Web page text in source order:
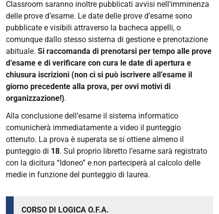
Classroom saranno inoltre pubblicati avvisi nell’imminenza
delle prove d’esame. Le date delle prove d’esame sono
pubblicate e visibili attraverso la bacheca appelli, o
comunque dallo stesso sistema di gestione e prenotazione
abituale. Si raccomanda di prenotarsi per tempo alle prove
d’esame e di verificare con cura le date di apertura e
chiusura iscrizioni (non ci si può iscrivere all’esame il
giorno precedente alla prova, per ovvi motivi di
organizzazione!).
Alla conclusione dell’esame il sistema informatico
comunicherà immediatamente a video il punteggio
ottenuto. La prova è superata se si ottiene almeno il
punteggio di 18. Sul proprio libretto l’esame sarà registrato
con la dicitura “Idoneo” e non parteciperà al calcolo delle
medie in funzione del punteggio di laurea.
CORSO DI LOGICA O.F.A.